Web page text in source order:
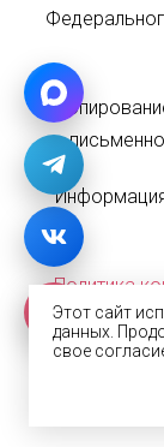
Политика
обработку
Этот сайт
данных.
свое